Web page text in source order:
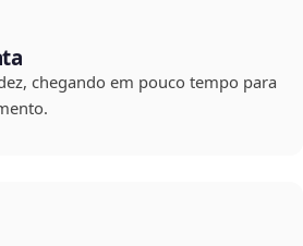
chegando em pouco tempo para